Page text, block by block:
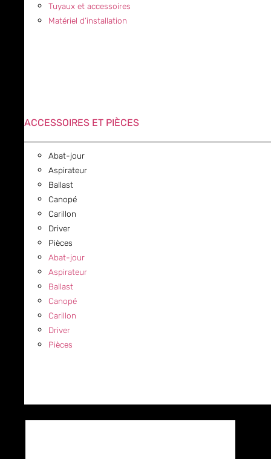
Tuyaux et accessoires
Matériel d’installation
ACCESSOIRES ET PIÈCES
Abat-jour
Aspirateur
Ballast
Canopé
Carillon
Driver
Pièces
Abat-jour
Aspirateur
Ballast
Canopé
Carillon
Driver
Pièces